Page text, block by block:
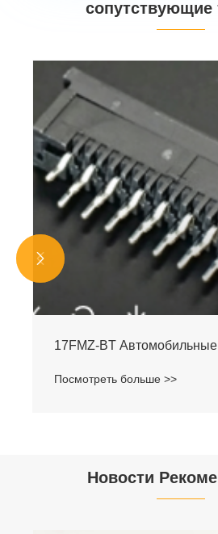
сопутствующие
17FMZ-BT
Посмотреть больше >>


Новости